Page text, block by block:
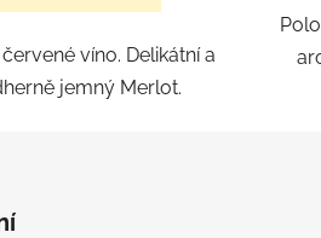
víno. Delikátní a
jemný Merlot.